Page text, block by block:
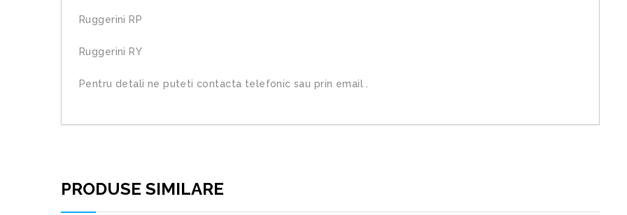
Ruggerini RP
Ruggerini RY
Pentru detali ne puteti contacta telefonic sau prin email .
PRODUSE SIMILARE